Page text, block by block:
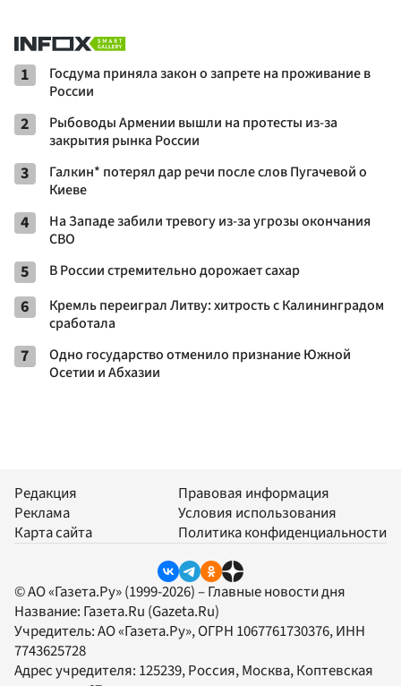
1
Госдума приняла закон о запрете на проживание в
России
2
Рыбоводы Армении вышли на протесты из-за
закрытия рынка России
3
Галкин* потерял дар речи после слов Пугачевой о
Киеве
4
На Западе забили тревогу из-за угрозы окончания
СВО
5 В России стремительно дорожает сахар
6
Кремль переиграл Литву: хитрость с Калининградом
сработала
7
Одно государство отменило признание Южной
Осетии и Абхазии
Редакция
Реклама
Карта сайта
Правовая информация
Условия использования
Политика конфиденциальности
© АО «Газета.Ру» (1999-2026) – Главные новости дня
Название: Газета.Ru (Gazeta.Ru)
Учредитель:АО «Газета.Ру», ОГРН 1067761730376, ИНН
7743625728
Адрес учредителя: 125239, Россия, Москва, Коптевская